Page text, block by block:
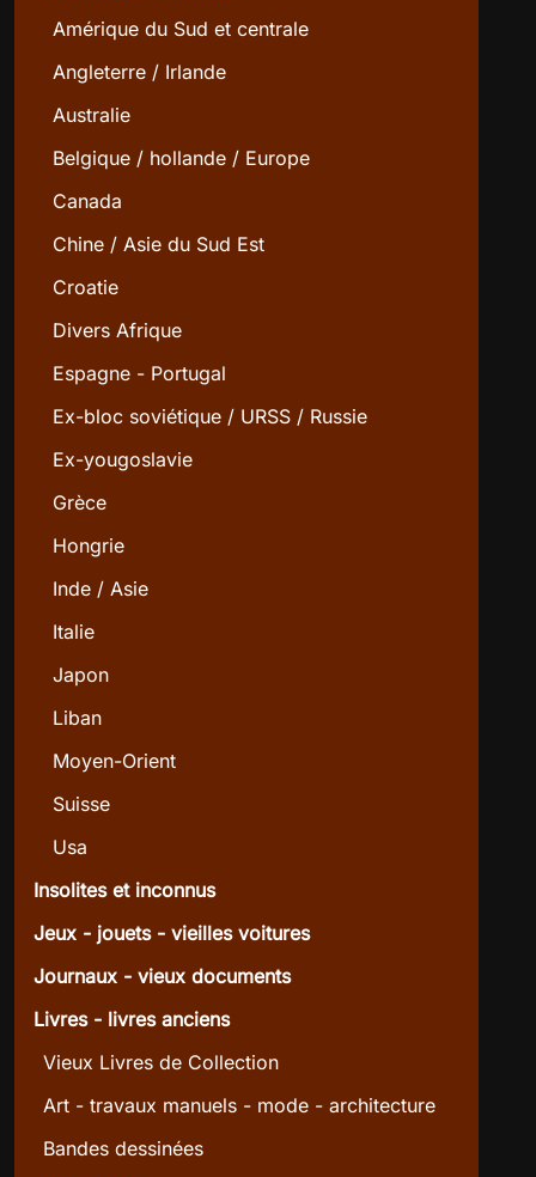
Amérique du Sud et centrale
Angleterre / Irlande
Australie
Belgique / hollande / Europe
Canada
Chine / Asie du Sud Est
Croatie
Divers Afrique
Espagne - Portugal
Ex-bloc soviétique / URSS / Russie
Ex-yougoslavie
Grèce
Hongrie
Inde / Asie
Italie
Japon
Liban
Moyen-Orient
Suisse
Usa
Insolites et inconnus
Jeux - jouets - vieilles voitures
Journaux - vieux documents
Livres - livres anciens
Vieux Livres de Collection
Art - travaux manuels - mode - architecture
Bandes dessinées